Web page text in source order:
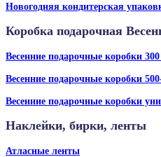
Новогодняя кондитерская
Коробка подарочная
Весенние подарочные коробки
Весенние подарочные коробки
Весенние подарочные коробки
Наклейки, бирки, ленты
Атласные ленты